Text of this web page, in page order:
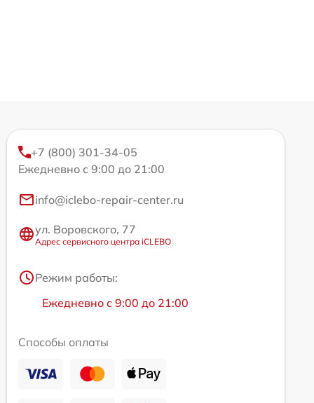
+7 (800) 301-34-05
Ежедневно с 9:00 до 21:00
info@iclebo-repair-center.ru
ул. Воровского, 77
Адрес сервисного центра iCLEBO
Режим работы:
Ежедневно с 9:00 до 21:00
Способы оплаты